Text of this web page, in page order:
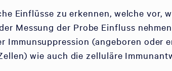
Einflüsse zu erkennen, welche vor,
Messung der Probe Einfluss
(angeboren oder
wie auch die zelluläre